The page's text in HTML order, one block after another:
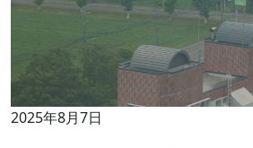
2025年8月7日